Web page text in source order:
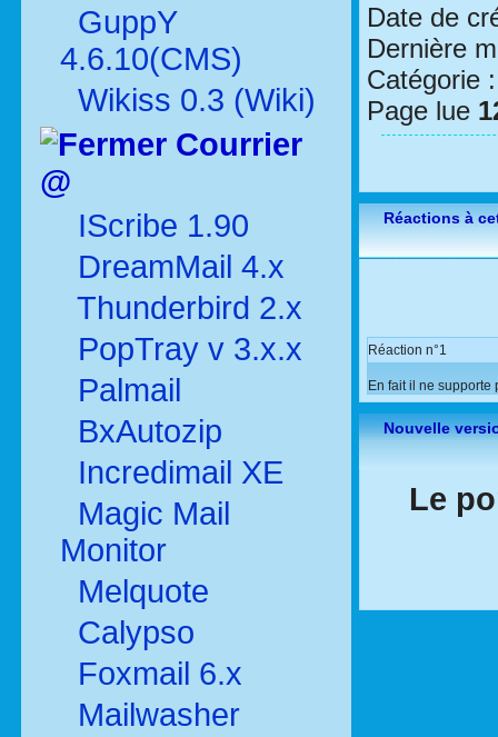
GuppY
4.6.10(CMS)
Wikiss 0.3 (Wiki)
Courrier
@
IScribe 1.90
DreamMail 4.x
Thunderbird 2.x
PopTray v 3.x.x
Palmail
BxAutozip
Incredimail XE
Magic Mail
Monitor
Melquote
Calypso
Foxmail 6.x
Mailwasher
Date de
Dernière
Catégorie
Page lue
Réactions à
Réaction n°1
En fait il ne
Nouvelle
Le